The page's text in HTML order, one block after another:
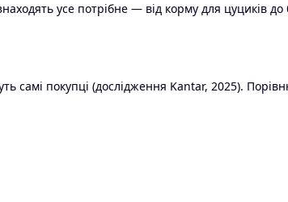
усе потрібне — від корму для цуциків до
самі покупці (дослідження Kantar, 2025).